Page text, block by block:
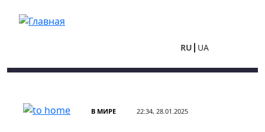
RU UA
В МИРЕ 22:34, 28.01.2025